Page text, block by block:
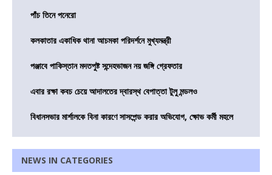
পাঁচ তিনে পনেরো
কলকাতার একাধিক থানা আচমকা পরিদর্শনে মুখ্যমন্ত্রী
পঞ্জাবে পাকিস্তান মদতপুষ্ট সন্দেহভাজন নয় জঙ্গি গ্রেফতার
এবার রক্ষা কবচ চেয়ে আদালতের দ্বারস্থ বেপাত্তা টুলু মন্ডলও
বিধানসভার মার্শালকে বিনা কারণে সাসপেন্ড করার অভিযোগ, ক্ষোভ কর্মী মহলে
NEWS IN CATEGORIES